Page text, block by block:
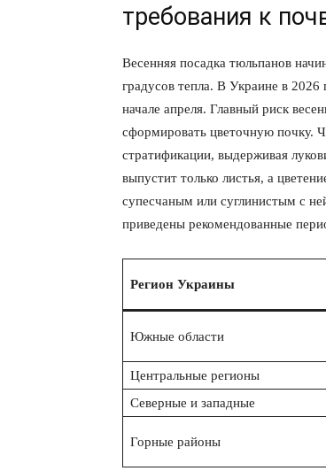
требования к
Весенняя посадка тюльпанов
градусов тепла. В Украине в 2026
начале апреля. Главный риск
сформировать цветочную почку.
стратификации, выдерживая
выпустит только листья, а
супесчаным или суглинистым с
приведены рекомендованные
Регион Украины
Южные области
Центральные регионы
Северные и западные
Горные районы